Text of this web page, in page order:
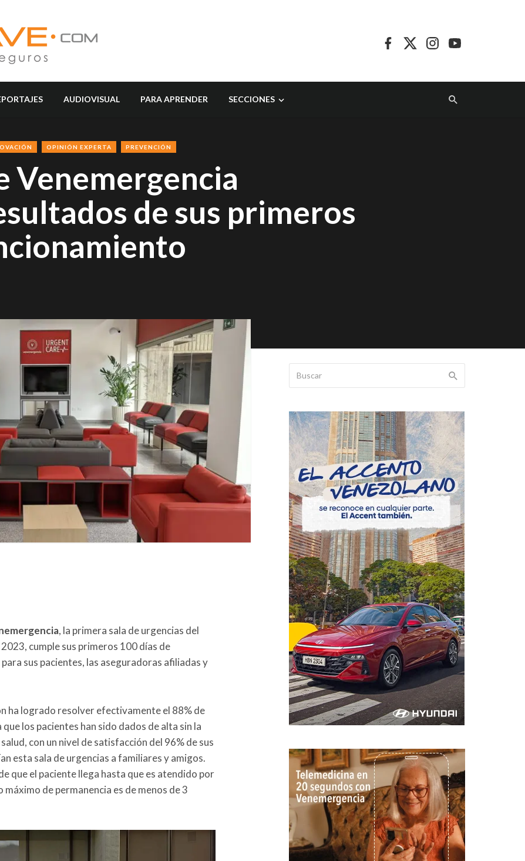
AUDIOVISUAL PARA APRENDER SECCIONES
OPINIÓN EXPERTA PREVENCIÓN
Venemergencia
de sus primeros
, la primera sala de urgencias del
cumple sus primeros 100 días de
sus pacientes, las aseguradoras afiliadas y
ha logrado resolver efectivamente el 88% de
los pacientes han sido dados de alta sin la
con un nivel de satisfacción del 96% de sus
esta sala de urgencias a familiares y amigos.
que el paciente llega hasta que es atendido por
de permanencia es de menos de 3